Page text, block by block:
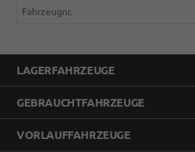
Fahrzeugnr.
LAGERFAHRZEUGE
GEBRAUCHTFAHRZEUGE
VORLAUFFAHRZEUGE